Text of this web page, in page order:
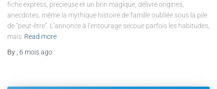
fiche express, précieuse et un brin magique, délivre origines,
anecdotes, même la mythique histoire de famille oubliée sous la pile
de “peut-être”. L’annonce à l’entourage secoue parfois les habitudes,
mais Read more
By
6 moisago